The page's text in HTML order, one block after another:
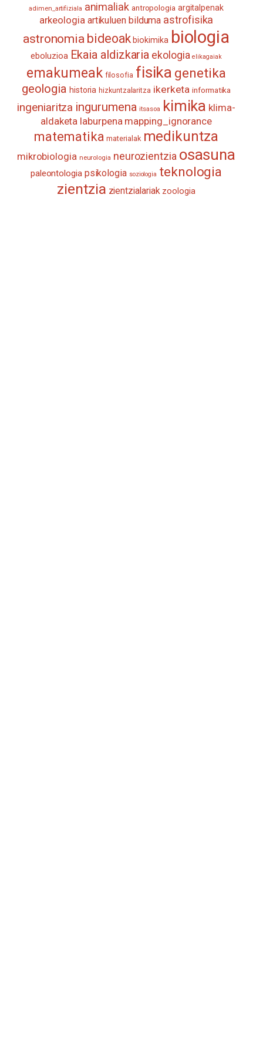
adimen_artifiziala animaliak antropologia argitalpenak
arkeologia artikuluen bilduma astrofisika
astronomia bideoak biokimika biologia
eboluzioa Ekaia aldizkaria ekologia elikagaiak
emakumeak filosofia fisika genetika
geologia historia hizkuntzalaritza ikerketa informatika
ingeniaritza ingurumena itsasoa kimika klima-
aldaketa laburpena mapping_ignorance
matematika materialak medikuntza
mikrobiologia neurologia neurozientzia osasuna
paleontologia psikologia soziologia teknologia
zientzia zientzialariak zoologia